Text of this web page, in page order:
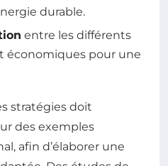
durable.
entre les différents
économiques pour une
stratégies doit
des exemples
afin d’élaborer une